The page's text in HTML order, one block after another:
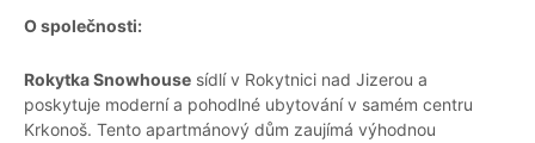
O společnosti:
Rokytka Snowhouse sídlí v Rokytnici nad Jizerou a
poskytuje moderní a pohodlné ubytování v samém centru
Krkonoš. Tento apartmánový dům zaujímá výhodnou